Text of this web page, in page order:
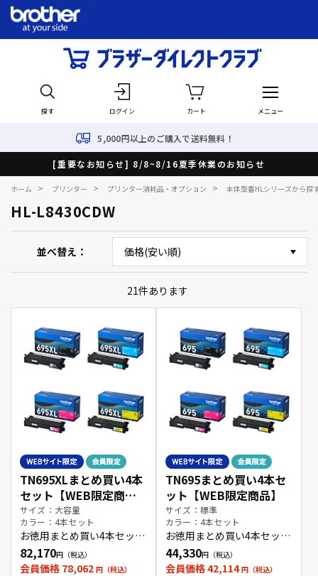
探す ログイン カート メニュー
5,000円以上のご購入で送料無料！
[重要なお知らせ] 8/8~8/16夏季休業のお知らせ
ホーム > プリンター > プリンター消耗品・オプション > 本体型番HLシリーズから探
HL-L8430CDW
並べ替え
21件あります
TN695XLまとめ買い4本
セット【WEB限定商
品】
サイズ：大容量
カラー：4本セット
お徳用まとめ買い4本セット
トナーカートリッジ
82,170
会員価格 78,062
TN695まとめ買い4本セ
ット【WEB限定商品】
サイズ：標準
カラー：4本セット
お徳用まとめ買い4本セット
トナーカートリッジ
44,330
会員価格 42,114